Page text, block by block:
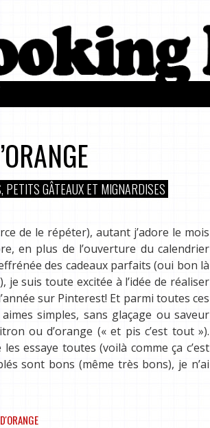
PETITS GÂTEAUX ET MIGNARDISES
de le répéter), autant j’adore le mois
en plus de l’ouverture du calendrier
des cadeaux parfaits (oui bon là
je suis toute excitée à l’idée de réaliser
sur Pinterest! Et parmi toutes ces
simples, sans glaçage ou saveur
ou d’orange (« et pis c’est tout »).
essaye toutes (voilà comme ça c’est
sont bons (même très bons), je n’ai